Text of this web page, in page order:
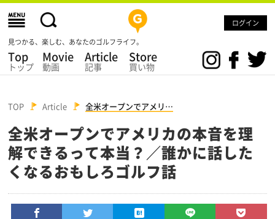
ログイン
見つかる、楽しむ、あなたのゴルフライフ。
Top
トップ
Movie
動画
Article
記事
Store
買い物
TOP Article 全米オープンでアメリ…
全米オープンでアメリカの本音を理
解できるって本当？／誰かに話した
くなるおもしろゴルフ話